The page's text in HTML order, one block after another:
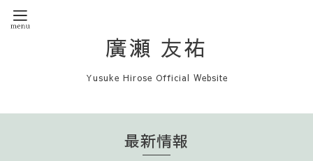
廣瀬 友祐
Yusuke Hirose Official Website
最新情報